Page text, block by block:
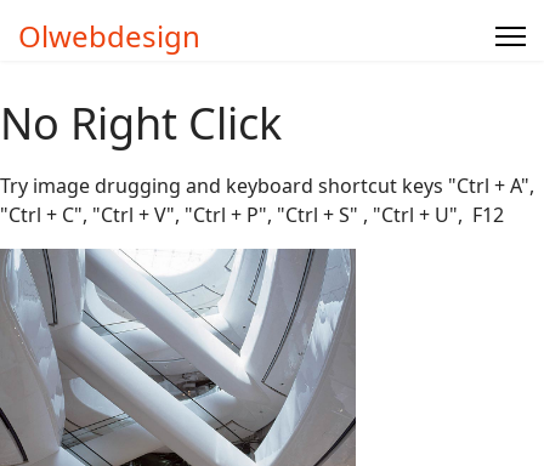
Olwebdesign
No Right Click
Try image drugging and keyboard shortcut keys "Ctrl + A",
"Ctrl + C", "Ctrl + V", "Ctrl + P", "Ctrl + S" , "Ctrl + U", F12